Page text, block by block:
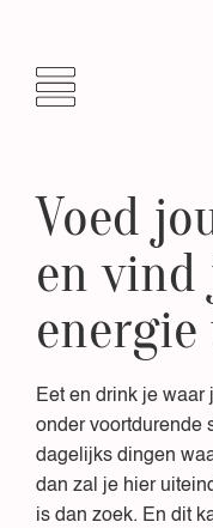
Voed
en
Eet en drink je waar
onder voortdurende
dagelijks dingen
dan zal je hier
is dan zoek. En dit